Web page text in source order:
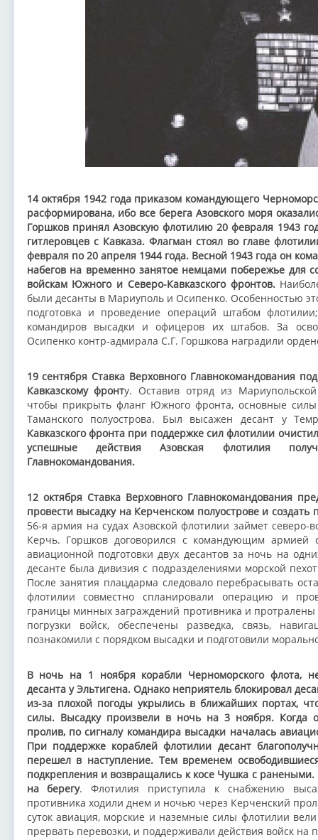
14 октября 1942 года приказом командующего
расформирована, ибо все берега Азовского моря
Горшков принял Азовскую флотилию 20 февраля 1943
гитлеровцев с Кавказа. Флагман стоял во главе
февраля по 20 апреля 1944 года. Весной 1943 года он
набегов на временно занятое немцами побережье для
войскам Южного и Северо-Кавказского фронтов.
были десанты в Мариуполь и Осипенко. Особенностью
подготовка и проведение операций штабом
командиров высадки и офицеров их штабов. За
Осипенко контр-адмирала С.Г. Горшкова наградили
19 сентября Ставка Верховного Главнокомандования
Кавказскому фронту. Оставив отряд из
чтобы прикрыть фланг Южного фронта, основные
Таманского полуострова. Был высажен десант у
Кавказского фронта при поддержке сил флотилии
успешные действия Азовская флотилия
Главнокомандования.
12 октября Ставка Верховного Главнокомандования
провести высадку на Керченском полуострове и
56-я армия на судах Азовской флотилии займет северо-
Керчь. Горшков договорился с командующим армией
авиационной подготовки двух десантов за ночь на
десанте была дивизия с подразделениями морской
После занятия плацдарма следовало перебрасывать
флотилии совместно спланировали операцию и
границы минных заграждений противника и
погрузки войск, обеспечены разведка, связь,
познакомили с порядком высадки и подготовили
В ночь на 1 ноября корабли Черноморского флота,
десанта у Эльтигена. Однако неприятель блокировал
из-за плохой погоды укрылись в ближайших портах,
силы. Высадку произвели в ночь на 3 ноября. Когда
пролив, по сигналу командира высадки началась
При поддержке кораблей флотилии десант
перешел в наступление. Тем временем
подкрепления и возвращались к косе Чушка с
на берегу. Флотилия приступила к снабжению
противника ходили днем и ночью через Керченский
суток авиация, морские и наземные силы флотилии
прервать перевозки, и поддерживали действия войск на